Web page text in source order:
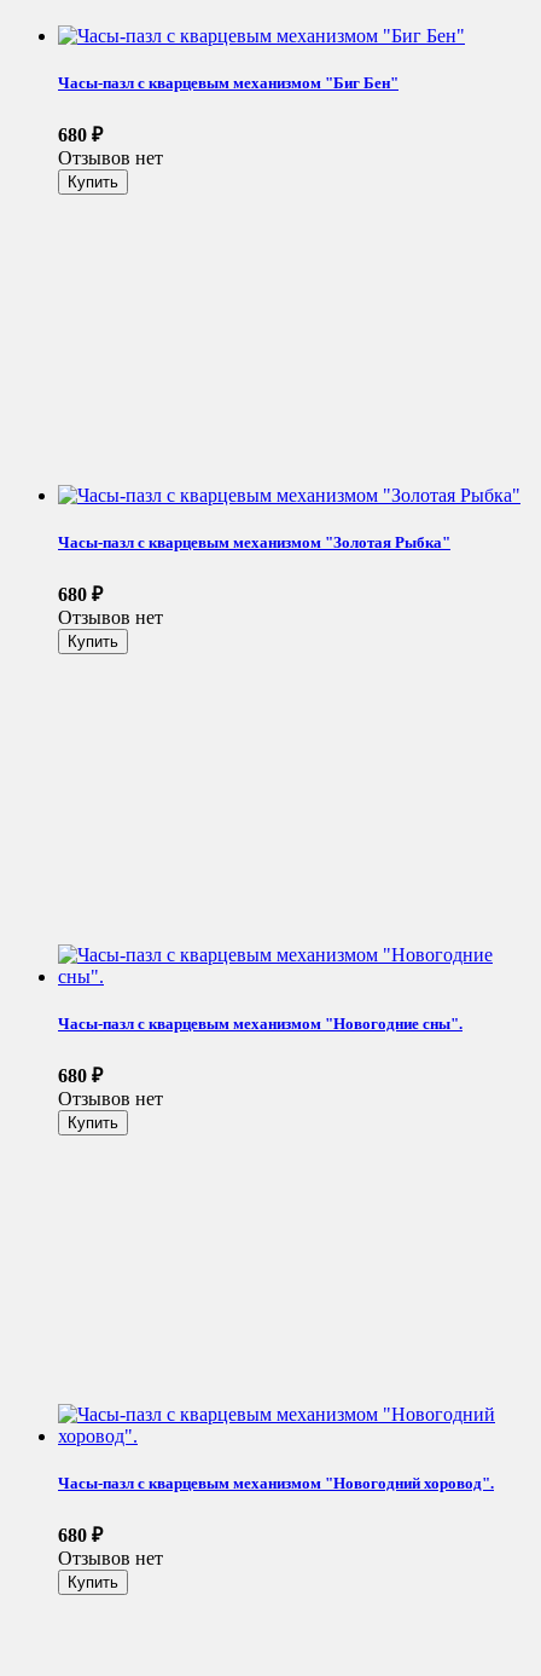
Часы-пазл с кварцевым механизмом "Биг Бен"
680 ₽
Отзывов нет
Часы-пазл с кварцевым механизмом "Золотая Рыбка"
680 ₽
Отзывов нет
Часы-пазл с кварцевым механизмом "Новогодние сны".
680 ₽
Отзывов нет
Часы-пазл с кварцевым механизмом "Новогодний хоровод".
680 ₽
Отзывов нет